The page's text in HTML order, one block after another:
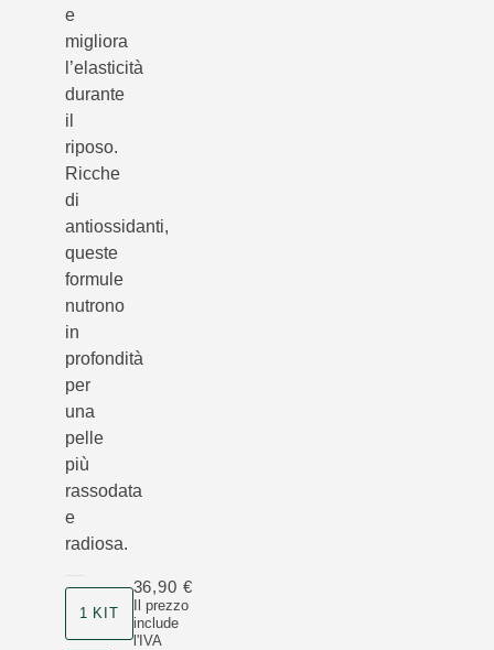
e
migliora
l’elasticità
durante
il
riposo.
Ricche
di
antiossidanti,
queste
formule
nutrono
in
profondità
per
una
pelle
più
rassodata
e
radiosa.
1 KIT
Il prezzo
include
l'IVA
36,90 €